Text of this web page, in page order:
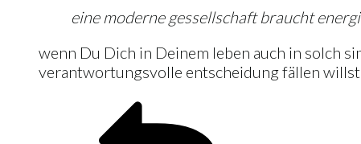
eine moderne gessellschaft braucht
wenn Du Dich in Deinem leben auch in solch
verantwortungsvolle entscheidung fällen willst.